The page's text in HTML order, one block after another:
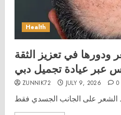
Health
ودورها في تعزيز الثقة
عبر عيادة تجميل دبي
ZUNNIK72 JULY 9, 2026 0